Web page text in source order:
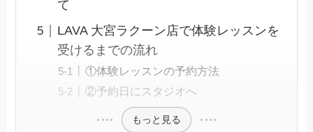
て
LAVA 大宮ラクーン店で体験レッスンを
受けるまでの流れ
①体験レッスンの予約方法
②予約日にスタジオへ
もっと見る